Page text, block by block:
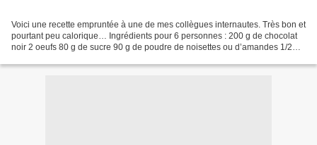
Voici une recette empruntée à une de mes collègues internautes. Très bon et
pourtant peu calorique… Ingrédients pour 6 personnes : 200 g de chocolat
noir 2 oeufs 80 g de sucre 90 g de poudre de noisettes ou d’amandes 1/2